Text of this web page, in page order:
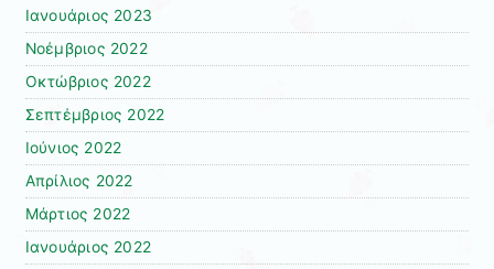
Ιανουάριος 2023
Νοέμβριος 2022
Οκτώβριος 2022
Σεπτέμβριος 2022
Ιούνιος 2022
Απρίλιος 2022
Μάρτιος 2022
Ιανουάριος 2022